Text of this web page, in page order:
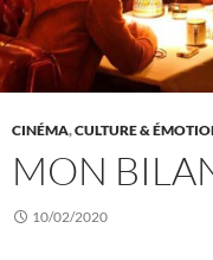
CINÉMA,CULTURE &
MON
10/02/2020